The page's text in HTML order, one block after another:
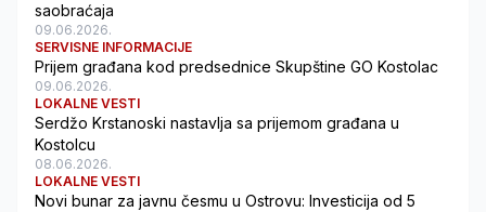
saobraćaja
09.06.2026.
SERVISNE INFORMACIJE
Prijem građana kod predsednice Skupštine GO Kostolac
09.06.2026.
LOKALNE VESTI
Serdžo Krstanoski nastavlja sa prijemom građana u
Kostolcu
08.06.2026.
LOKALNE VESTI
Novi bunar za javnu česmu u Ostrovu: Investicija od 5